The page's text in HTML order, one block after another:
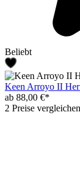
Beliebt
Keen Arroyo II
ab 88,00 €*
2 Preise vergleichen